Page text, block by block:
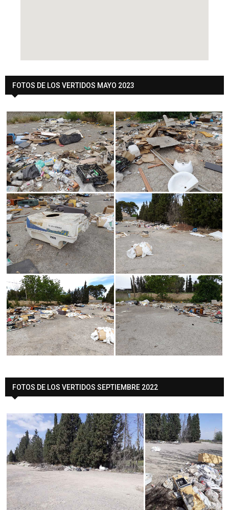
FOTOS DE LOS VERTIDOS MAYO 2023
FOTOS DE LOS VERTIDOS SEPTIEMBRE 2022